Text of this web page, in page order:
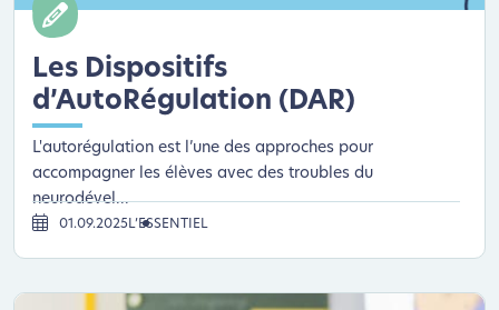
Les Dispositifs
d’AutoRégulation (DAR)
L'autorégulation est l’une des approches pour
accompagner les élèves avec des troubles du
neurodével...
01.09.2025L’ESSENTIEL